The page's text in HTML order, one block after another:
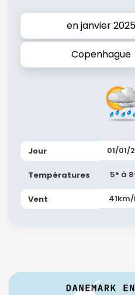
en janvier 2025
Copenhague
Jour
Températures
Vent
01/01/
5° à